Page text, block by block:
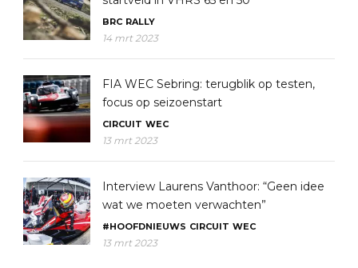
BRC RALLY
14 mrt 2023
FIA WEC Sebring: terugblik op testen,
focus op seizoenstart
CIRCUIT WEC
13 mrt 2023
Interview Laurens Vanthoor: “Geen idee
wat we moeten verwachten”
#HOOFDNIEUWS CIRCUIT WEC
13 mrt 2023